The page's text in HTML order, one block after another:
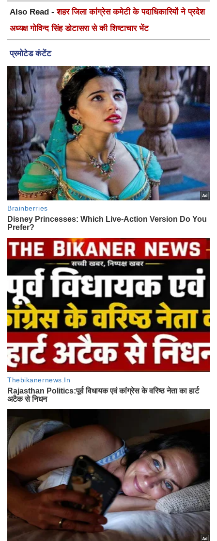
Also Read -शहर जिला कांग्रेस कमेटी के पदाधिकारियों ने प्रदेश
अध्यक्ष गोविन्द सिंह डोटासरा से की शिष्टाचार भेंट